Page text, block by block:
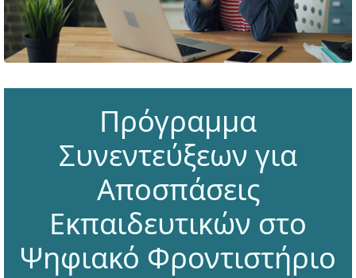
Πρόγραμμα
Συνεντεύξεων για
Αποσπάσεις
Εκπαιδευτικών στο
Ψηφιακό Φροντιστήριο